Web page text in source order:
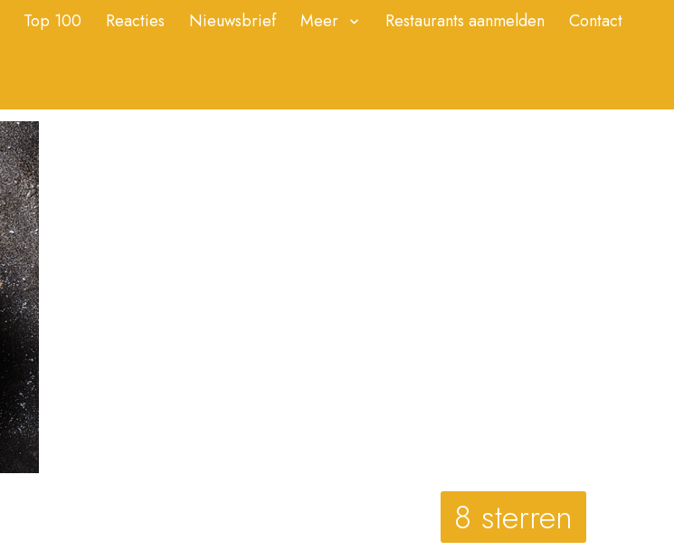
Top 100 Reacties Nieuwsbrief Meer Restaurants aanmelden Contact
8 sterren